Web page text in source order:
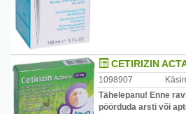
Päritolumaa:
Maaletooja:
CETIRIZIN
1098907
Tähelepanu! Enne
pöörduda arsti või